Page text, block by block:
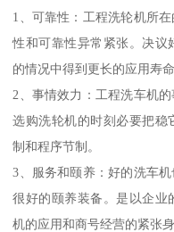
1、可靠性：工程洗轮机所
性和可靠性异常紧张。决议
的情况中得到更长的应用寿
2、事情效力：工程洗车机
选购洗轮机的时刻必要把稳
制和程序节制。
3、服务和颐养：好的洗车
很好的颐养装备。是以企业
机的应用和商号经营的紧张